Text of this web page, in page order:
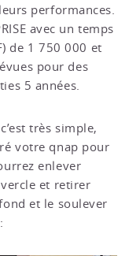
performances.
avec un temps
de 1 750 000 et
pour des
5 années.
très simple,
votre qnap pour
enlever
et retirer
et le soulever